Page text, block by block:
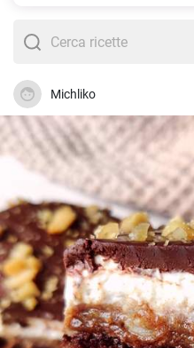
popolari e
Michliko